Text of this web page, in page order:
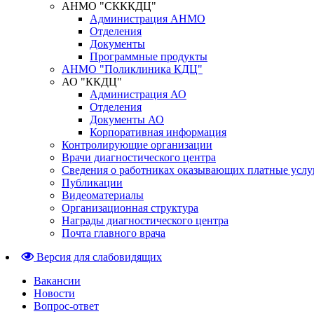
АНМО "СКККДЦ"
Администрация АНМО
Отделения
Документы
Программные продукты
АНМО "Поликлиника КДЦ"
АО "ККДЦ"
Администрация АО
Отделения
Документы АО
Корпоративная информация
Контролирующие организации
Врачи диагностического центра
Сведения о работниках оказывающих платные
Публикации
Видеоматериалы
Организационная структура
Награды диагностического центра
Почта главного врача
Версия для слабовидящих
Вакансии
Новости
Вопрос-ответ